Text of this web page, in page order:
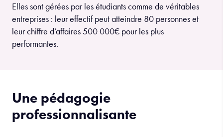
Elles sont gérées par les étudiants comme de véritables
entreprises : leur effectif peut atteindre 80 personnes et
leur chiffre d’affaires 500 000€ pour les plus
performantes.
Une pédagogie
professionnalisante